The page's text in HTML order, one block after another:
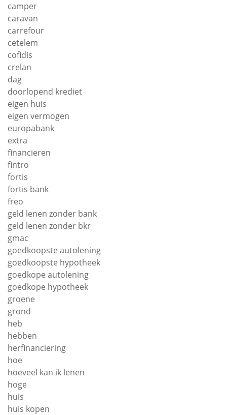
camper
caravan
carrefour
cetelem
cofidis
crelan
dag
doorlopend krediet
eigen huis
eigen vermogen
europabank
extra
financieren
fintro
fortis
fortis bank
freo
geld lenen zonder bank
geld lenen zonder bkr
gmac
goedkoopste autolening
goedkoopste hypotheek
goedkope autolening
goedkope hypotheek
groene
grond
heb
hebben
herfinanciering
hoe
hoeveel kan ik lenen
hoge
huis
huis kopen